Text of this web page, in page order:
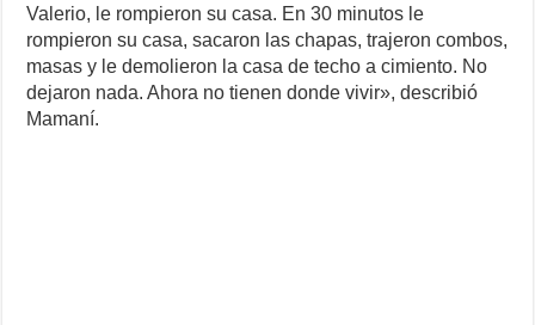
Valerio, le rompieron su casa. En 30 minutos le
rompieron su casa, sacaron las chapas, trajeron combos,
masas y le demolieron la casa de techo a cimiento. No
dejaron nada. Ahora no tienen donde vivir», describió
Mamaní.